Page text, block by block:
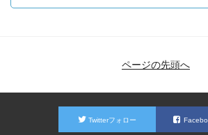
ページの先頭へ
Twitterフォロー